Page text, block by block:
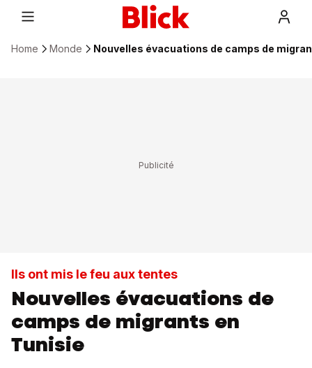
Home Monde Nouvelles évacuations de camps de
Ils ont mis le feu aux tentes
Nouvelles évacuations de
camps de migrants en
Tunisie